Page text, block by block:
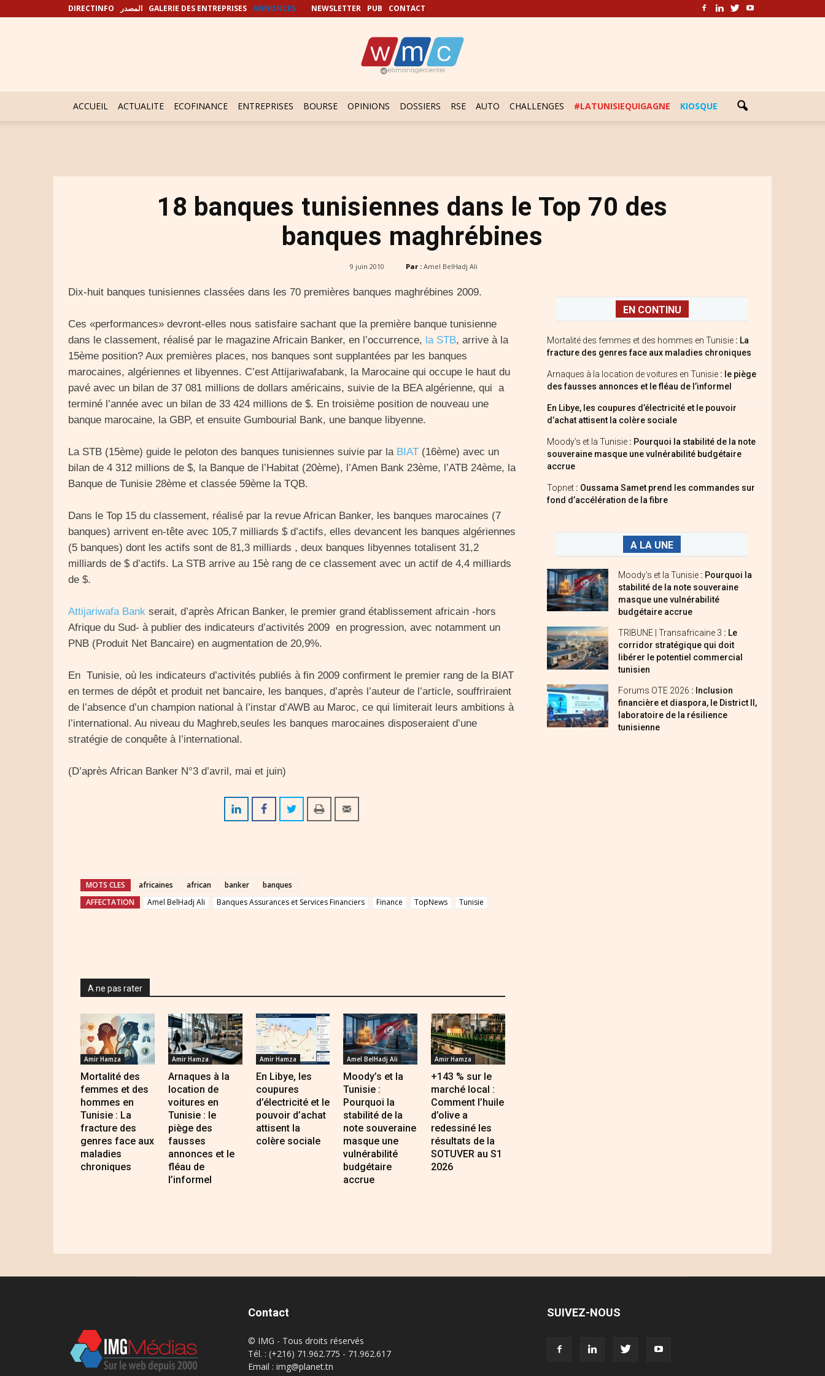
DIRECTINFO المصدر GALERIE DES ENTREPRISES ANNONCES NEWSLETTER PUB CONTACT
ACCUEIL ACTUALITE ECOFINANCE ENTREPRISES BOURSE OPINIONS DOSSIERS RSE AUTO CHALLENGES #LATUNISIEQUIGAGNE KIOSQUE
18 banques tunisiennes dans le Top 70 des
banques maghrébines
9 juin 2010 Par : Amel BelHadj Ali
Dix-huit banques tunisiennes classées dans les 70 premières banques maghrébines 2009.
Ces «performances» devront-elles nous satisfaire sachant que la première banque tunisienne
dans le classement, réalisé par le magazine Africain Banker, en l’occurrence, la STB, arrive à la
15ème position? Aux premières places, nos banques sont supplantées par les banques
marocaines, algériennes et libyennes. C’est Attijariwafabank, la Marocaine qui occupe le haut du
pavé avec un bilan de 37 081 millions de dollars américains, suivie de la BEA algérienne, qui a
terminé l’année avec un bilan de 33 424 millions de $. En troisième position de nouveau une
banque marocaine, la GBP, et ensuite Gumbourial Bank, une banque libyenne.
La STB (15ème) guide le peloton des banques tunisiennes suivie par laBIAT (16ème) avec un
bilan de 4 312 millions de $, la Banque de l’Habitat (20ème), l’Amen Bank 23ème, l’ATB 24ème, la
Banque de Tunisie 28ème et classée 59ème la TQB.
Dans le Top 15 du classement, réalisé par la revue African Banker, les banques marocaines (7
banques) arrivent en-tête avec 105,7 milliards $ d’actifs, elles devancent les banques algériennes
(5 banques) dont les actifs sont de 81,3 milliards , deux banques libyennes totalisent 31,2
milliards de $ d’actifs. La STB arrive au 15è rang de ce classement avec un actif de 4,4 milliards
de $.
Attijariwafa Bank serait, d’après African Banker, le premier grand établissement africain -hors
Afrique du Sud- à publier des indicateurs d’activités 2009 en progression, avec notamment un
PNB (Produit Net Bancaire) en augmentation de 20,9%.
En Tunisie, où les indicateurs d’activités publiés à fin 2009 confirment le premier rang de la BIAT
en termes de dépôt et produit net bancaire, les banques, d’après l’auteur de l’article, souffriraient
de l’absence d’un champion national à l’instar d’AWB au Maroc, ce qui limiterait leurs ambitions à
l’international. Au niveau du Maghreb,seules les banques marocaines disposeraient d’une
stratégie de conquête à l’international.
(D’après African Banker N°3 d’avril, mai et juin)
MOTS CLES africaines african banker
banques
AFFECTATION
Amel BelHadj Ali Banques Assurances et Services Financiers Finance TopNews Tunisie
A ne pas rater
Amir Hamza
Mortalité des
femmes et des
hommes en
Tunisie : La
fracture des
genres face aux
maladies
chroniques
Amir Hamza
Arnaques à la
location de
voitures en
Tunisie : le
piège des
fausses
annonces et le
fléau de
l’informel
Amir Hamza
En Libye, les
coupures
d’électricité et le
pouvoir d’achat
attisent la
colère sociale
Amel BelHadj Ali
Moody’s et la
Tunisie :
Pourquoi la
stabilité de la
note souveraine
masque une
vulnérabilité
budgétaire
accrue
Amir Hamza
+143 % sur le
marché local :
Comment l’huile
d’olive a
redessiné les
résultats de la
SOTUVER au S1
2026
EN CONTINU
Mortalité des femmes et des hommes en Tunisie : La
fracture des genres face aux maladies chroniques
Arnaques à la location de voitures en Tunisie : le piège
des fausses annonces et le fléau de l’informel
En Libye, les coupures d’électricité et le pouvoir
d’achat attisent la colère sociale
Moody’s et la Tunisie : Pourquoi la stabilité de la note
souveraine masque une vulnérabilité budgétaire
accrue
Topnet : Oussama Samet prend les commandes sur
fond d’accélération de la fibre
A LA UNE
Moody’s et la Tunisie : Pourquoi la
stabilité de la note souveraine
masque une vulnérabilité
budgétaire accrue
TRIBUNE | Transafricaine 3 : Le
corridor stratégique qui doit
libérer le potentiel commercial
tunisien
Forums OTE 2026 : Inclusion
financière et diaspora, le District II,
laboratoire de la résilience
tunisienne
Contact
© IMG - Tous droits réservés
Tél. : (+216) 71.962.775 - 71.962.617
Email : img@planet.tn
SUIVEZ-NOUS